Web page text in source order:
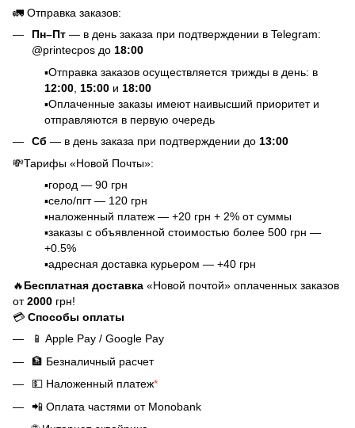
🚛 Отправка заказов:
Пн–Пт — в день заказа при подтверждении в Telegram:
@printecpos до 18:00
▪️Отправка заказов осуществляется трижды в день: в
12:00 15:00 и 18:00
▪️Оплаченные заказы имеют наивысший приоритет и
отправляются в первую очередь
Сб — в день заказа при подтверждении до 13:00
💸Тарифы «Новой Почты»:
▪️город — 90 грн
▪️село/пгт — 120 грн
▪️наложенный платеж — +20 грн + 2% от суммы
▪️заказы с объявленной стоимостью более 500 грн —
+0.5%
▪️адресная доставка курьером — +40 грн
🔥Бесплатная доставка «Новой почтой» оплаченных заказов
от2000 грн!
💳 Способы оплаты
📱 Apple Pay / Google Pay
🏦 Безналичный расчет
💵 Наложенный платеж*
📲 Оплата частями от Monobank